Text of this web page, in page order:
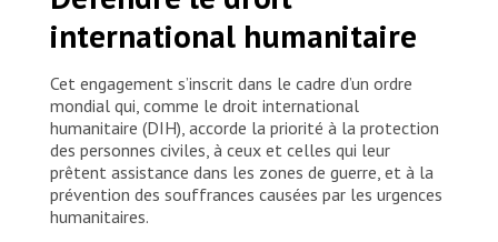
international humanitaire
Cet engagement s’inscrit dans le cadre d’un ordre
mondial qui, comme le droit international
humanitaire (DIH), accorde la priorité à la protection
des personnes civiles, à ceux et celles qui leur
prêtent assistance dans les zones de guerre, et à la
prévention des souffrances causées par les urgences
humanitaires.